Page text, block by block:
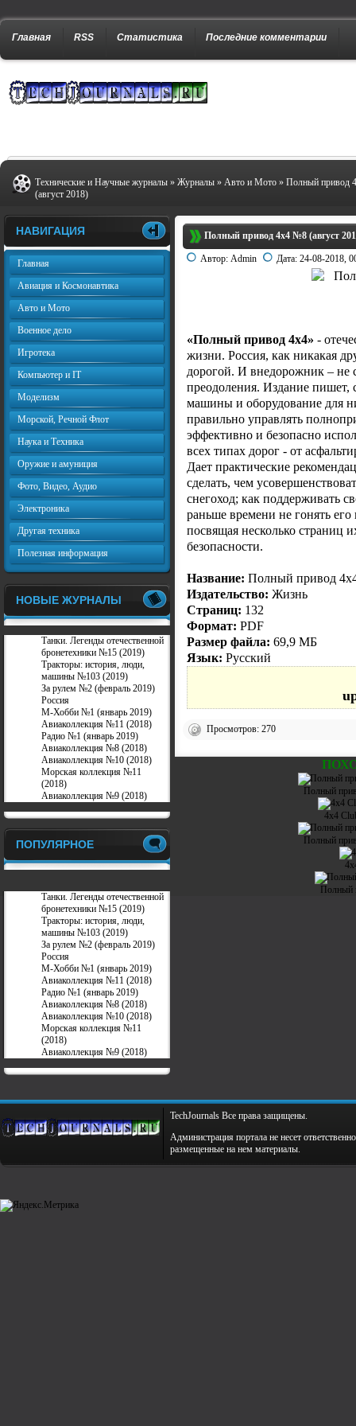
Главная RSS Статистика Последние комментарии
Технические и Научные журналы » Журналы » Авто и Мото » Полный привод
(август 2018)
Полный привод 4x4 №8 (август
Автор: Admin Дата: 24-08-2018,
«Полный привод 4х4» -
жизни. Россия, как никакая
дорогой. И внедорожник – не
преодоления. Издание пишет,
машины и оборудование для
правильно управлять
эффективно и безопасно
всех типах дорог - от
Дает практические
сделать, чем
снегоход; как поддерживать
раньше времени не гонять его
посвящая несколько страниц
безопасности.
Название: Полный привод
Издательство: Жизнь
Страниц: 132
Формат: PDF
Размер файла: 69,9 МБ
Язык: Русский
Просмотров: 270
Полный
4x4
Полный
Полный
НАВИГАЦИЯ
Главная
Авиация и Космонавтика
Авто и Мото
Военное дело
Игротека
Компьютер и IT
Моделизм
Морской, Речной Флот
Наука и Техника
Оружие и амуниция
Фото, Видео, Аудио
Электроника
Другая техника
Полезная информация
НОВЫЕ ЖУРНАЛЫ
Танки. Легенды отечественной
бронетехники №15 (2019)
Тракторы: история, люди,
машины №103 (2019)
За рулем №2 (февраль 2019)
Россия
М-Хобби №1 (январь 2019)
Авиаколлекция №11 (2018)
Радио №1 (январь 2019)
Авиаколлекция №8 (2018)
Авиаколлекция №10 (2018)
Морская коллекция №11
(2018)
Авиаколлекция №9 (2018)
ПОПУЛЯРНОЕ
Танки. Легенды отечественной
бронетехники №15 (2019)
Тракторы: история, люди,
машины №103 (2019)
За рулем №2 (февраль 2019)
Россия
М-Хобби №1 (январь 2019)
Авиаколлекция №11 (2018)
Радио №1 (январь 2019)
Авиаколлекция №8 (2018)
Авиаколлекция №10 (2018)
Морская коллекция №11
(2018)
Авиаколлекция №9 (2018)
TechJournals Все права защищены.
Администрация портала не несет
размещенные на нем материалы.